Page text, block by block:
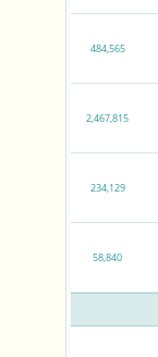
484,565
2,467,815
234,129
58,840